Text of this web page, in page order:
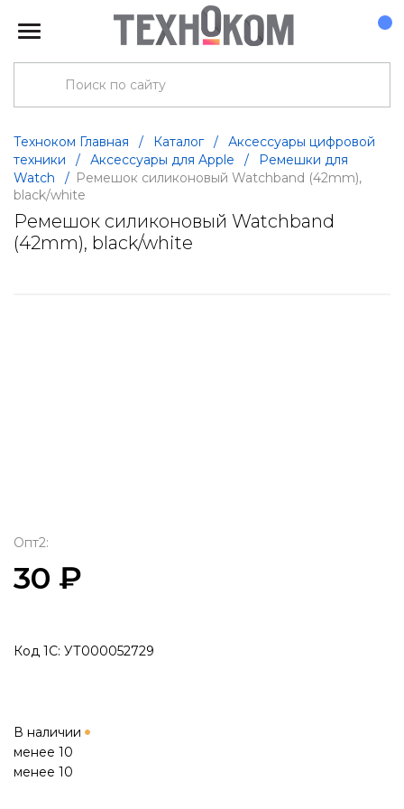
Техноком Главная / Каталог /
Аксессуары цифровой
техники
/ Аксессуары для Apple /
Ремешки для
Watch
/ Ремешок силиконовый Watchband (42mm),
black/white
Ремешок силиконовый Watchband
(42mm), black/white
Опт2:
30 ₽
Код 1С: УТ000052729
В наличии
менее 10
менее 10